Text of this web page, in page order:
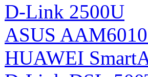
D-Link 2500U
ASUS
HUAWEI